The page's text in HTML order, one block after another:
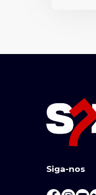
Siga-nos